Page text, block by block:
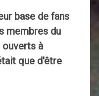
base de fans
membres du
à
que d'être